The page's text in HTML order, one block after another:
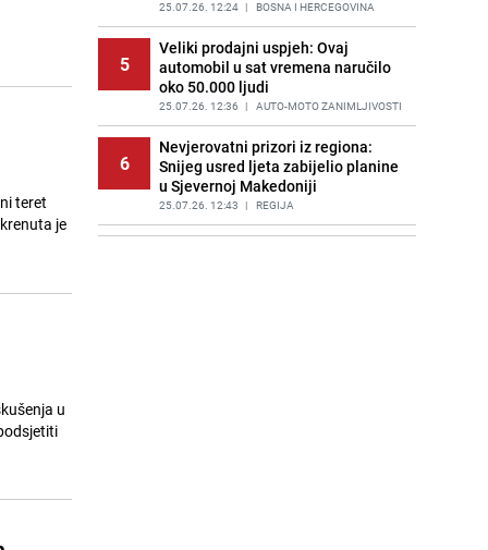
teret
je
u
planinara na Elbrusu
PRIJE 1 DAN | SVIJET
25.07.26. 12:24 | BOSNA I HERCEGOVINA
5
Veliki prodajni uspjeh: Ovaj
automobil u sat vremena naručilo
oko 50.000 ljudi
25.07.26. 12:36 | AUTO-MOTO ZANIMLJIVOSTI
6
Nevjerovatni prizori iz regiona:
Snijeg usred ljeta zabijelio planine
u Sjevernoj Makedoniji
25.07.26. 12:43 | REGIJA